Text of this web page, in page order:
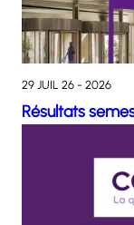
29 JUIL 26 - 2026
Résultats